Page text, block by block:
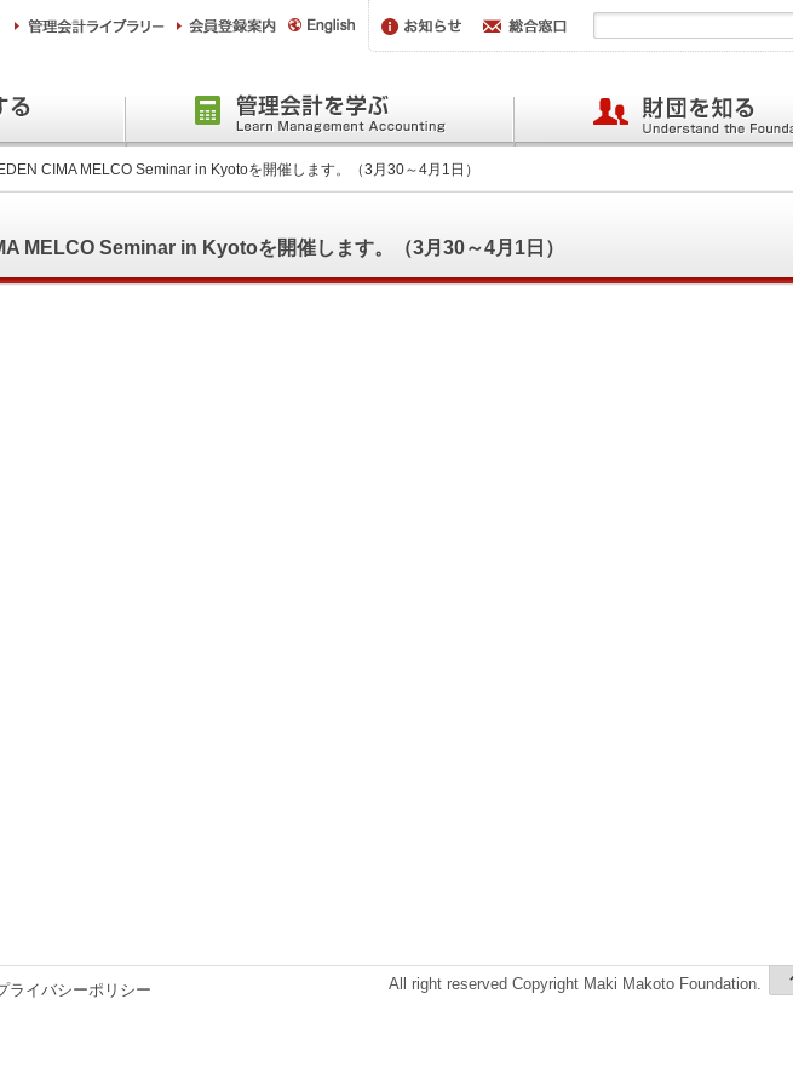
CIMA MELCO Seminar in Kyotoを開催します。（3月30～4月1日）
MELCO Seminar in Kyotoを開催します。（3月30～4月1日）
ライバシーポリシー All right reserved Copyright Maki Makoto Foundation.